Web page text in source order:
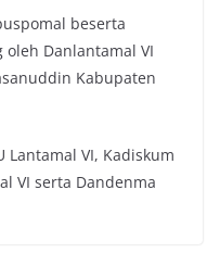
beserta
Danlantamal VI
Kabupaten
VI, Kadiskum
VI serta Dandenma